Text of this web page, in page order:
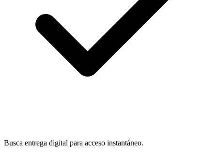
Busca entrega digital para acceso instantáneo.